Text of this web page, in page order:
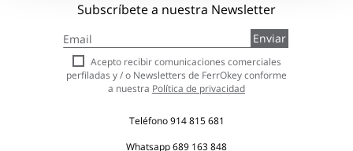
Subscríbete a nuestra Newsletter
a
nuestro
boletín
de
Enviar
Acepto recibir comunicaciones comerciales
perfiladas y / o Newsletters de FerrOkey conforme
a nuestra Política de privacidad
Teléfono914 815 681
Whatsapp689 163 848